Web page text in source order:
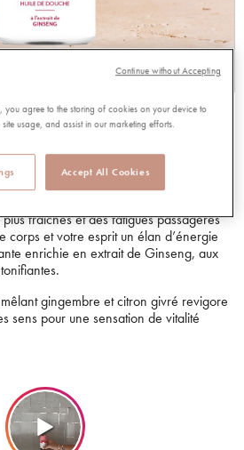
REVIGORANTE
Lire les avis
fraîches et des fatigues passagères
corps et votre esprit un élan d’énergie
enrichie en extrait de Ginseng, aux
gingembre et citron givré revigore
sens pour une sensation de vitalité
you agree to the storing of cookies on your device to
usage, and assist in our marketing efforts.
Accept All Cookies
Continue without Accepting